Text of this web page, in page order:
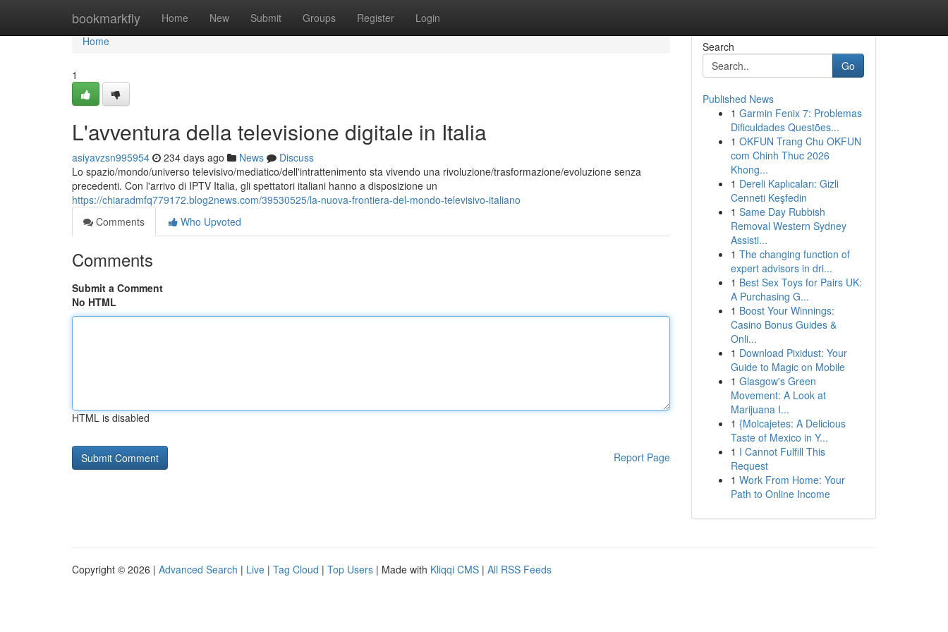
bookmarkfly Home New Submit Groups Register Login
Home
Home
1
L'avventura della televisione digitale in Italia
asiyavzsn995954 234 days ago News
Discuss
Lo spazio/mondo/universo televisivo/mediatico/dell'intrattenimento sta vivendo una rivoluzione/trasformazione/evoluzione senza
precedenti. Con l'arrivo di IPTV Italia, gli spettatori italiani hanno a disposizione un
https://chiaradmfq779172.blog2news.com/39530525/la-nuova-frontiera-del-mondo-televisivo-italiano
Comments
Who Upvoted
Comments
Submit a Comment
No HTML
HTML is disabled
Report Page
Search
Go
Published News
1 Garmin Fenix 7: Problemas
Dificuldades Questões...
1 OKFUN Trang Chu OKFUN
com Chinh Thuc 2026
Khong...
1 Dereli Kaplıcaları: Gizli
Cenneti Keşfedin
1 Same Day Rubbish
Removal Western Sydney
Assisti...
1 The changing function of
expert advisors in dri...
1 Best Sex Toys for Pairs UK:
A Purchasing G...
1 Boost Your Winnings:
Casino Bonus Guides &
Onli...
1 Download Pixidust: Your
Guide to Magic on Mobile
1 Glasgow's Green
Movement: A Look at
Marijuana I...
1 {Molcajetes: A Delicious
Taste of Mexico in Y...
1 I Cannot Fulfill This
Request
1 Work From Home: Your
Path to Online Income
Copyright © 2026 | Advanced Search | Live | Tag Cloud | Top Users | Made with Kliqqi CMS | All RSS Feeds